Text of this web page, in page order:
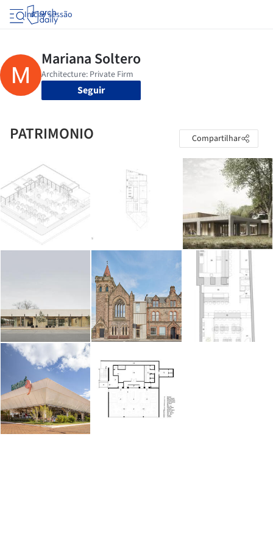
Iniciar sessão
Seguir
PATRIMONIO Compartilhar